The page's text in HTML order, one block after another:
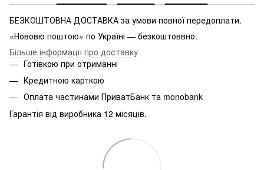
БЕЗКОШТОВНА ДОСТАВКА за умови повної передоплати.
«Нововю поштою» по Україні — безкоштоввно.
Більше інформації про доставку
Готівкою при отриманні
Кредитною карткою
Оплата частинами ПриватБанк та monobank
Гарантія від виробника 12 місяців.